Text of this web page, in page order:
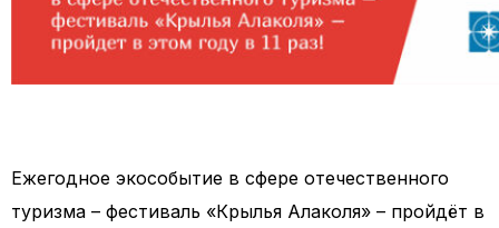
Ежегодное экособытие в сфере отечественного
туризма – фестиваль «Крылья Алаколя» – пройдёт в